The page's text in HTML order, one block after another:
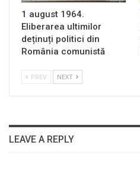
1 august 1964.
Eliberarea ultimilor
deținuți politici din
România comunistă
PREV NEXT
LEAVE A REPLY